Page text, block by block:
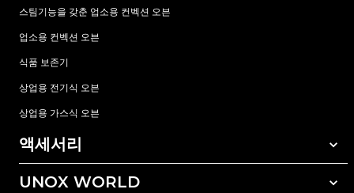
스팀기능을 갖춘 업소용 컨벡션 오븐
업소용 컨벡션 오븐
식품 보존기
상업용 전기식 오븐
상업용 가스식 오븐
액세서리
모든 액세서리
UNOX WORLD